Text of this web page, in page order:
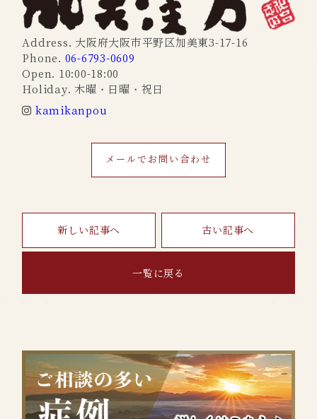
Address. 大阪府大阪市平野区加美東3-17-16
Phone. 06-6793-0609
Open. 10:00-18:00
Holiday. 木曜・日曜・祝日
kamikanpou
メールでお問い合わせ
新しい記事へ 古い記事へ
一覧に戻る